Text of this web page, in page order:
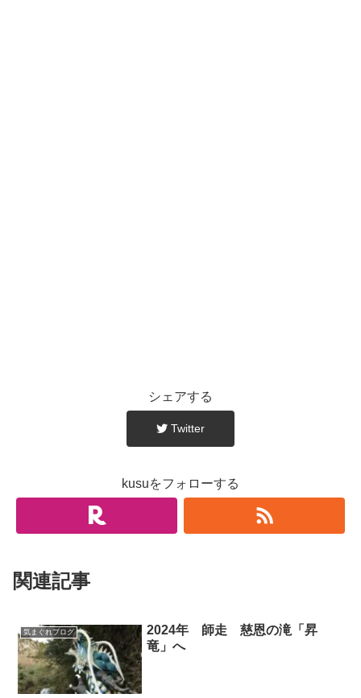
シェアする
Twitter
kusuをフォローする
関連記事
気まぐれブログ
2024年 師走 慈恩の滝「昇
竜」へ